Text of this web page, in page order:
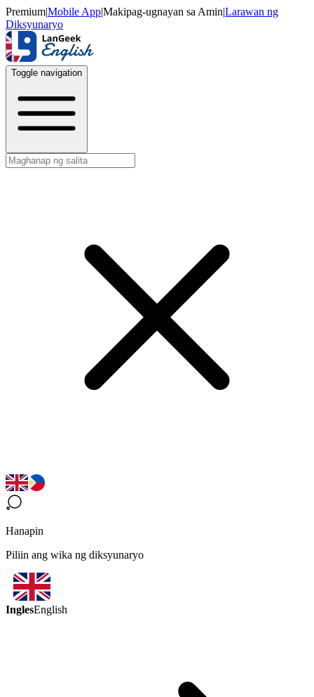
Premium|Mobile App|Makipag-ugnayan sa Amin|Larawan ng
Diksyunaryo
Toggle navigation
Hanapin
Piliin ang wika ng diksyunaryo
InglesEnglish